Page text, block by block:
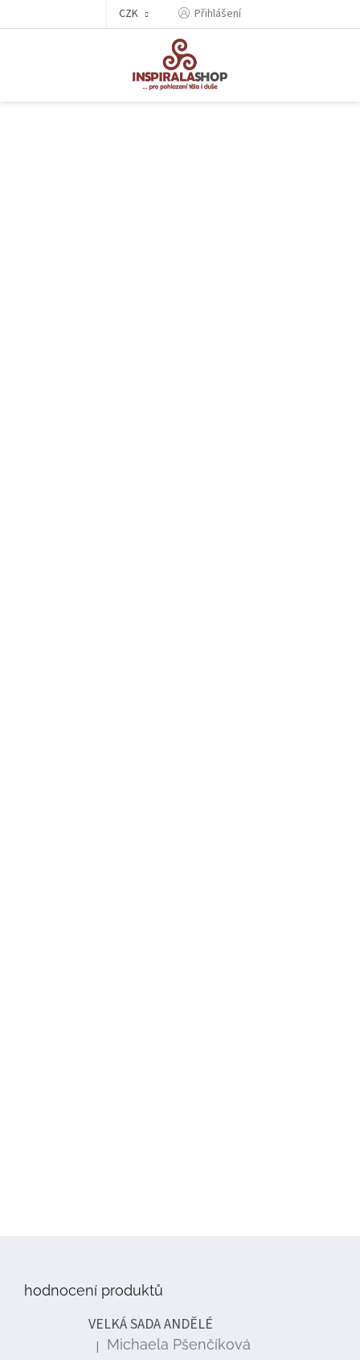
CZK Přihlášení
hodnocení produktů
VELKÁ SADA ANDĚLÉ
Hodnocení produktu je 5 z 5 hvězdiček.
| Michaela Pšenčíková